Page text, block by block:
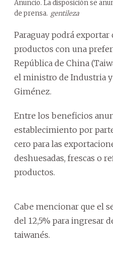
Anuncio. La disposición se
de prensa. gentileza
Paraguay podrá exportar
productos con una
República de China
el ministro de Industria y
Giménez.
Entre los beneficios
establecimiento por
cero para las
deshuesadas, frescas o
productos.
Cabe mencionar que el
del 12,5% para ingresar
taiwanés.